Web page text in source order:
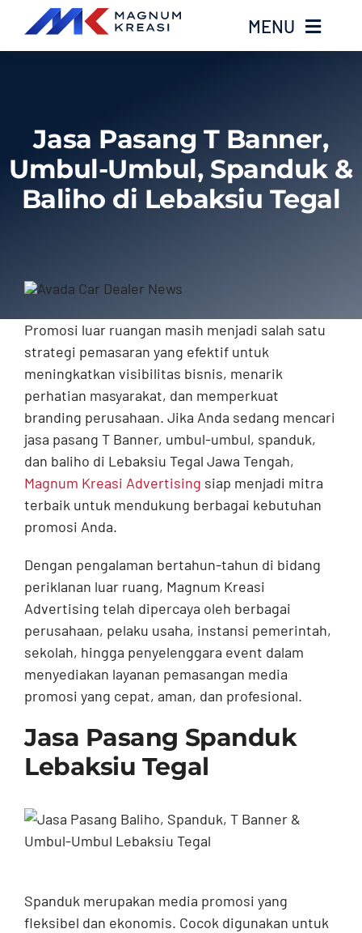
content
MENU
Services
Layanan Kami
Blog
Contact
Jasa Pasang T Banner,
Umbul-Umbul, Spanduk &
Baliho di Lebaksiu Tegal
Promosi luar ruangan masih menjadi salah satu
strategi pemasaran yang efektif untuk
meningkatkan visibilitas bisnis, menarik
perhatian masyarakat, dan memperkuat
branding perusahaan. Jika Anda sedang mencari
jasa pasang T Banner, umbul-umbul, spanduk,
dan baliho di Lebaksiu Tegal Jawa Tengah,
Magnum Kreasi Advertising siap menjadi mitra
terbaik untuk mendukung berbagai kebutuhan
promosi Anda.
Dengan pengalaman bertahun-tahun di bidang
periklanan luar ruang, Magnum Kreasi
Advertising telah dipercaya oleh berbagai
perusahaan, pelaku usaha, instansi pemerintah,
sekolah, hingga penyelenggara event dalam
menyediakan layanan pemasangan media
promosi yang cepat, aman, dan profesional.
Jasa Pasang Spanduk
Lebaksiu Tegal
Spanduk merupakan media promosi yang
fleksibel dan ekonomis. Cocok digunakan untuk